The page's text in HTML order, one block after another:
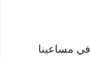
في مساعينا